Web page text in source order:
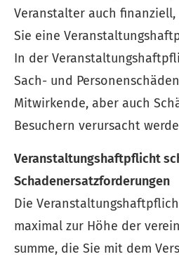
Veranstalter auch
Sie eine
In der
Sach- und
Mitwirkende, aber auch
Besuchern verursacht
Veranstaltungshaftpflicht
Schadenersatzforderungen
Die
maximal zur Höhe der
summe, die Sie mit dem